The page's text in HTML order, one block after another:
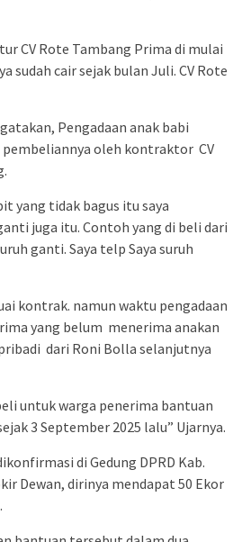
CV Rote Tambang Prima di mulai
sudah cair sejak bulan Juli. CV Rote
Pengadaan anak babi
pembeliannya oleh kontraktor CV
yang tidak bagus itu saya
juga itu. Contoh yang di beli dari
ganti. Saya telp Saya suruh
kontrak. namun waktu pengadaan
yang belum menerima anakan
dari Roni Bolla selanjutnya
untuk warga penerima bantuan
3 September 2025 lalu” Ujarnya.
di Gedung DPRD Kab.
Dewan, dirinya mendapat 50 Ekor